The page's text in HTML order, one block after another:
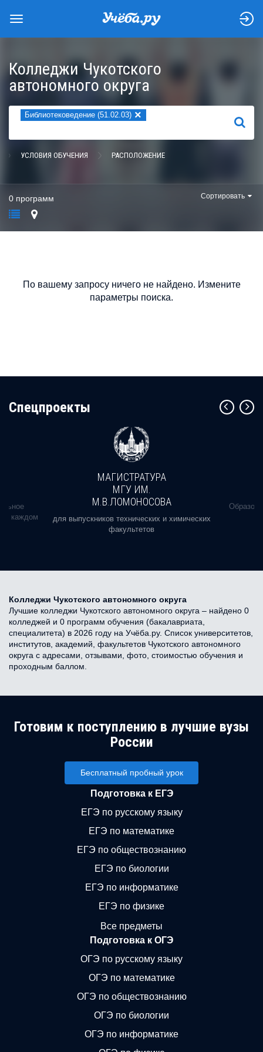
Колледжи Чукотского
автономного округа
Библиотековедение (51.02.03) ×
НАЙТИ
УСЛОВИЯ ОБУЧЕНИЯ РАСПОЛОЖЕНИЕ
0 программ Сортировать
По вашему запросу ничего не найдено. Измените
параметры поиска.
Cпецпроекты
в каждом
МАГИСТРАТУРА
МГУ ИМ.
М.В.ЛОМОНОСОВА
для выпускников технических и химических
факультетов
Колледжи Чукотского автономного округа
Лучшие колледжи Чукотского автономного округа – найдено 0
колледжей и 0 программ обучения (бакалавриата,
специалитета) в 2026 году на Учёба.ру. Список университетов,
институтов, академий, факультетов Чукотского автономного
округа с адресами, отзывами, фото, стоимостью обучения и
проходным баллом.
Готовим к поступлению в лучшие вузы
России
Бесплатный пробный урок
Подготовка к ЕГЭ
ЕГЭ по русскому языку
ЕГЭ по математике
ЕГЭ по обществознанию
ЕГЭ по биологии
ЕГЭ по информатике
ЕГЭ по физике
Все предметы
Подготовка к ОГЭ
ОГЭ по русскому языку
ОГЭ по математике
ОГЭ по обществознанию
ОГЭ по биологии
ОГЭ по информатике